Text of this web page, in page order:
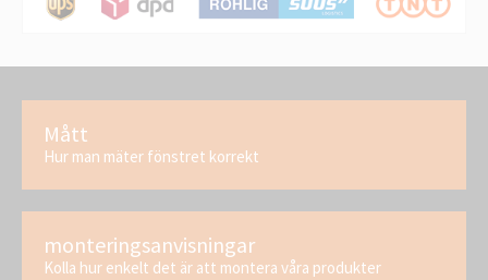
Mått
Hur man mäter fönstret korrekt
monteringsanvisningar
Kolla hur enkelt det är att montera våra produkter